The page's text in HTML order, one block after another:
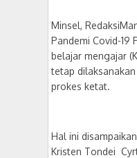
Minsel,
Pandemi Covid-19
belajar mengajar
tetap
prokes ketat.
Hal ini
Kristen Tondei